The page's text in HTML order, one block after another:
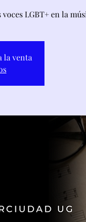
LGBT+ en la
la venta